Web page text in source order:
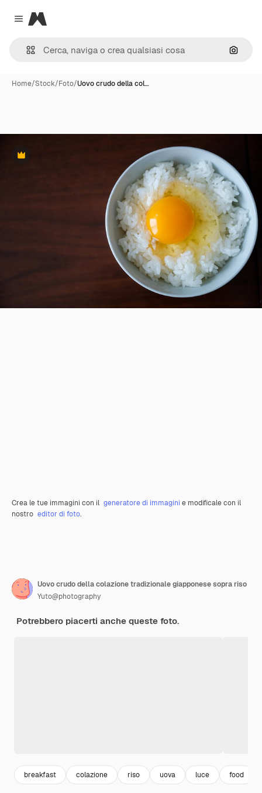
Close menu
Magnific
Cerca
Home/Stock/Foto/Uovo crudo della col…
Premium
Crea le tue immagini con il generatore di immagini e modificale con il
nostro editor di foto.
Uovo crudo della colazione tradizionale giapponese sopra riso
Yuto@photography
Potrebbero piacerti anche queste foto.
breakfast colazione riso uova luce food